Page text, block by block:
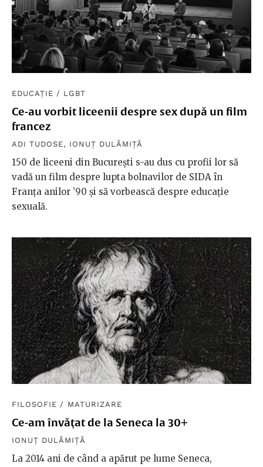
EDUCAȚIE / LGBT
Ce-au vorbit liceenii despre sex după un film
francez
ADI TUDOSE, IONUȚ DULĂMIȚĂ
150 de liceeni din București s-au dus cu profii lor să
vadă un film despre lupta bolnavilor de SIDA în
Franța anilor ’90 şi să vorbească despre educaţie
sexuală.
FILOSOFIE / MATURIZARE
Ce-am învăţat de la Seneca la 30+
IONUȚ DULĂMIȚĂ
La 2014 ani de când a apărut pe lume Seneca,